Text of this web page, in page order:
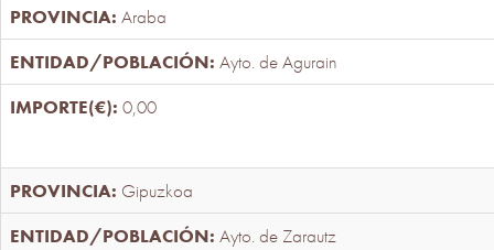
Araba
Ayto. de Agurain
0,00
Gipuzkoa
Ayto. de Zarautz